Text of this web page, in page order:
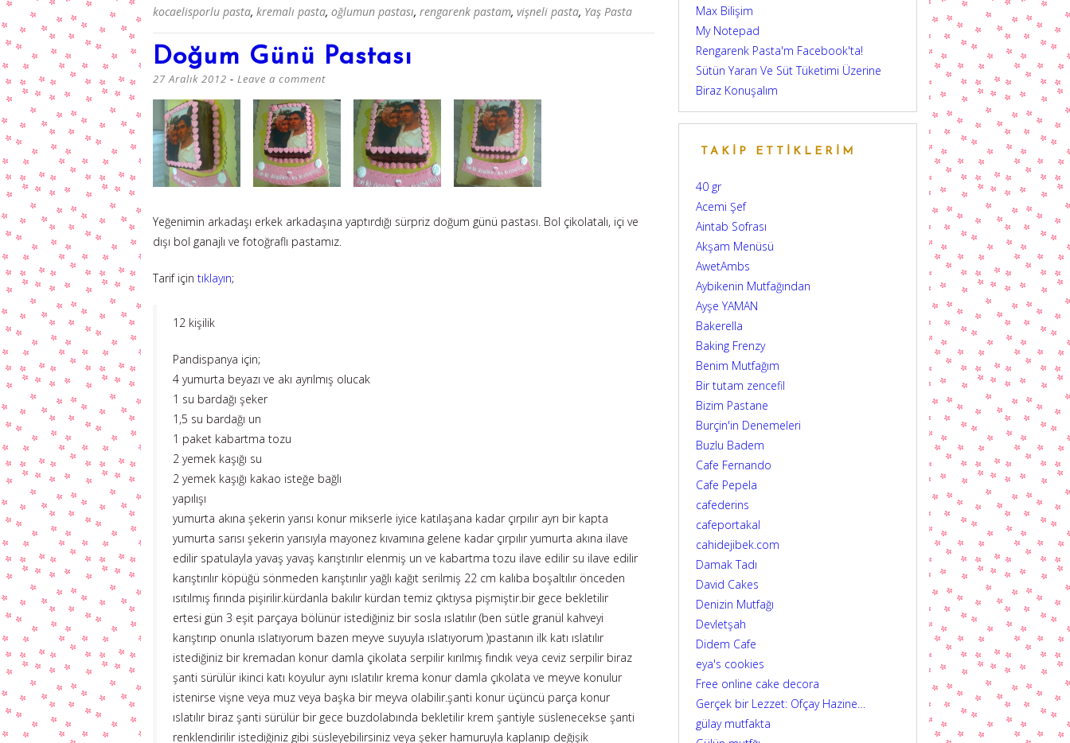
kocaelisporlu pasta, kremalı pasta, oğlumun pastası, rengarenk pastam, vişneli pasta, Yaş Pasta
Doğum Günü Pastası
27 Aralık 2012 Leave a comment
Yeğenimin arkadaşı erkek arkadaşına yaptırdığı sürpriz doğum günü pastası. Bol çikolatalı, içi ve
dışı bol ganajlı ve fotoğraflı pastamız.
Tarif için tıklayın;
12 kişilik
Pandispanya için;
4 yumurta beyazı ve akı ayrılmış olucak
1 su bardağı şeker
1,5 su bardağı un
1 paket kabartma tozu
2 yemek kaşığı su
2 yemek kaşığı kakao isteğe bağlı
yapılışı
yumurta akına şekerin yarısı konur mikserle iyice katılaşana kadar çırpılır ayrı bir kapta
yumurta sarısı şekerin yarısıyla mayonez kıvamına gelene kadar çırpılır yumurta akına ilave
edilir spatulayla yavaş yavaş karıştırılır elenmiş un ve kabartma tozu ilave edilir su ilave edilir
karıştırılır köpüğü sönmeden karıştırılır yağlı kağıt serilmiş 22 cm kalıba boşaltılır önceden
ısıtılmış fırında pişirilir.kürdanla bakılır kürdan temiz çıktıysa pişmiştir.bir gece bekletilir
ertesi gün 3 eşit parçaya bölünür istediğiniz bir sosla ıslatılır (ben sütle granül kahveyi
karıştırıp onunla ıslatıyorum bazen meyve suyuyla ıslatıyorum )pastanın ilk katı ıslatılır
istediğiniz bir kremadan konur damla çikolata serpilir kırılmış fındık veya ceviz serpilir biraz
şanti sürülür ikinci katı koyulur aynı ıslatılır krema konur damla çıkolata ve meyve konulur
istenirse vişne veya muz veya başka bir meyva olabilir.şanti konur üçüncü parça konur
ıslatılır biraz şanti sürülür bir gece buzdolabında bekletilir krem şantiyle süslenecekse şanti
renklendirilir istediğiniz gibi süsleyebilirsiniz veya şeker hamuruyla kaplanıp değişik
Max Bilişim
My Notepad
Rengarenk Pasta'm Facebook'ta!
Sütün Yararı Ve Süt Tüketimi Üzerine
Biraz Konuşalım
TAKIP ETTIKLERIM
40 gr
Acemi Şef
Aintab Sofrası
Akşam Menüsü
AwetAmbs
Aybikenin Mutfağından
Ayşe YAMAN
Bakerella
Baking Frenzy
Benim Mutfağım
Bir tutam zencefil
Bizim Pastane
Burçin'in Denemeleri
Buzlu Badem
Cafe Fernando
Cafe Pepela
cafederins
cafeportakal
cahidejibek.com
Damak Tadı
David Cakes
Denizin Mutfağı
Devletşah
Didem Cafe
eya's cookies
Free online cake decora
Gerçek bir Lezzet: Ofçay Hazine…
gülay mutfakta